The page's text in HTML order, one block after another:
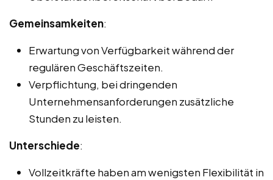
Gemeinsamkeiten:
Erwartung von Verfügbarkeit während der
regulären Geschäftszeiten.
Verpflichtung, bei dringenden
Unternehmensanforderungen zusätzliche
Stunden zu leisten.
Unterschiede:
Vollzeitkräfte haben am wenigsten Flexibilität in